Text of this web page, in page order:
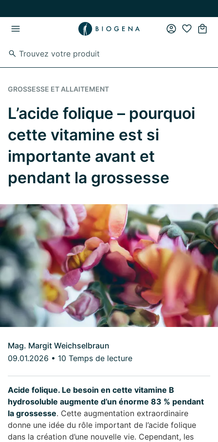
GROSSESSE ET ALLAITEMENT
L’acide folique – pourquoi
cette vitamine est si
importante avant et
pendant la grossesse
Mag. Margit Weichselbraun
09.01.2026 • 10 Temps de lecture
Acide folique. Le besoin en cette vitamine B
hydrosoluble augmente d’un énorme 83 % pendant
la grossesse. Cette augmentation extraordinaire
donne une idée du rôle important de l’acide folique
dans la création d’une nouvelle vie. Cependant, les